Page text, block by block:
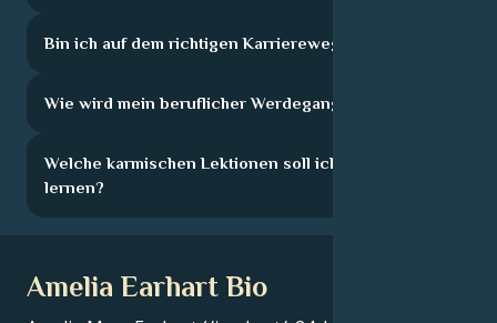
Bin ich auf dem richtigen Karriereweg?
Wie wird mein beruflicher Werdegang aussehen?
Welche karmischen Lektionen soll ich hier
lernen?
Amelia Earhart Bio